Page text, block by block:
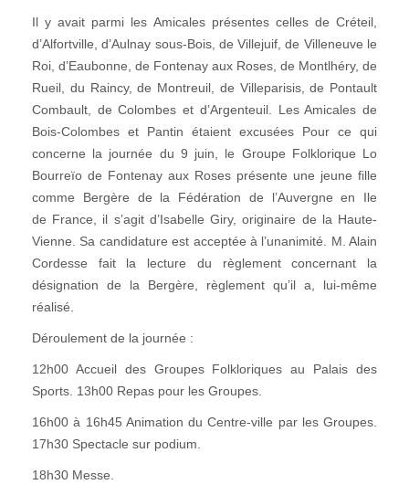
Il y avait parmi les Amicales présentes celles de Créteil,
d’Alfortville, d’Aulnay sous-Bois, de Villejuif, de Villeneuve le
Roi, d’Eaubonne, de Fontenay aux Roses, de Montlhéry, de
Rueil, du Raincy, de Montreuil, de Villeparisis, de Pontault
Combault, de Colombes et d’Argenteuil. Les Amicales de
Bois-Colombes et Pantin étaient excusées Pour ce qui
concerne la journée du 9 juin, le Groupe Folklorique Lo
Bourreïo de Fontenay aux Roses présente une jeune fille
comme Bergère de la Fédération de l’Auvergne en Ile
de France, il s’agit d’Isabelle Giry, originaire de la Haute-
Vienne. Sa candidature est acceptée à l’unanimité. M. Alain
Cordesse fait la lecture du règlement concernant la
désignation de la Bergère, règlement qu’il a, lui-même
réalisé.
Déroulement de la journée :
12h00 Accueil des Groupes Folkloriques au Palais des
Sports. 13h00 Repas pour les Groupes.
16h00 à 16h45 Animation du Centre-ville par les Groupes.
17h30 Spectacle sur podium.
18h30 Messe.